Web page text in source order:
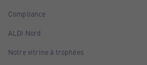
Compliance
ALDI Nord
Notre vitrine à trophées